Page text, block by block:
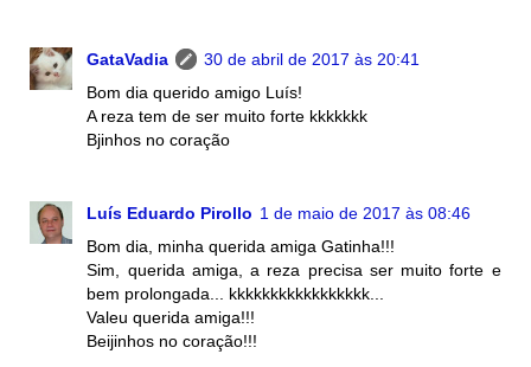
GataVadia
30 de abril de 2017 às 20:41
Bom dia querido amigo Luís!
A reza tem de ser muito forte kkkkkkk
Bjinhos no coração
Luís Eduardo Pirollo 1 de maio de 2017 às 08:46
Bom dia, minha querida amiga Gatinha!!!
Sim, querida amiga, a reza precisa ser muito forte e
bem prolongada... kkkkkkkkkkkkkkkkk...
Valeu querida amiga!!!
Beijinhos no coração!!!